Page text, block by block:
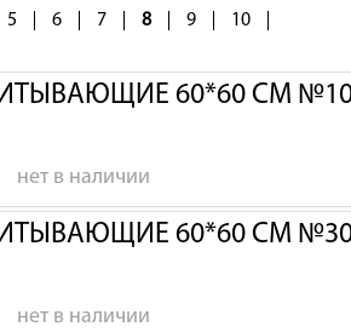
5 6 7 8 9 10
60*60 СМ
нет в наличии
60*60 СМ
нет в наличии